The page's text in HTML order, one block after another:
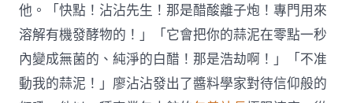
他。「快點！沾沾先生！那是醋酸離子炮！專門用來
溶解有機發酵物的！」「它會把你的蒜泥在零點一秒
內變成無菌的、純淨的白醋！那是浩劫啊！」「不准
動我的蒜泥！」廖沾沾發出了醬料學家對待信仰般的